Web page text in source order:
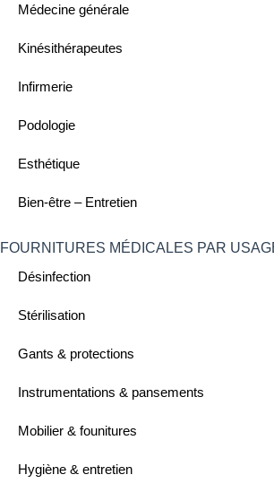
Médecine générale
Kinésithérapeutes
Infirmerie
Podologie
Esthétique
Bien-être – Entretien
FOURNITURES MÉDICALES PAR
Désinfection
Stérilisation
Gants & protections
Instrumentations & pansements
Mobilier & founitures
Hygiène & entretien